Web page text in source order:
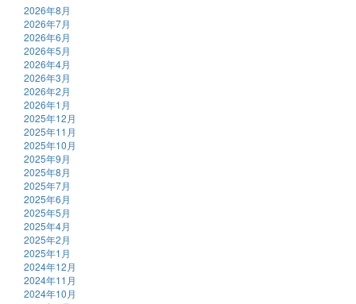
2026年8月
2026年7月
2026年6月
2026年5月
2026年4月
2026年3月
2026年2月
2026年1月
2025年12月
2025年11月
2025年10月
2025年9月
2025年8月
2025年7月
2025年6月
2025年5月
2025年4月
2025年2月
2025年1月
2024年12月
2024年11月
2024年10月